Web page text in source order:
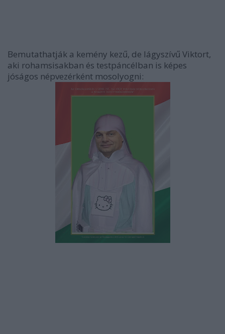
Bemutathatják a kemény kezű, de lágyszívű Viktort,
aki rohamsisakban és testpáncélban is képes
jóságos népvezérként mosolyogni: